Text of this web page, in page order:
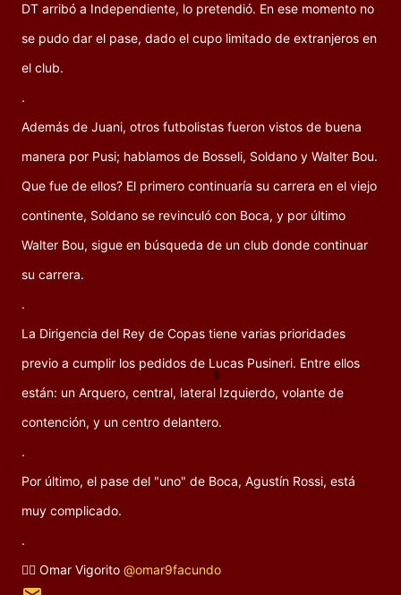
DT arribó a Independiente, lo pretendió. En ese momento no
se pudo dar el pase, dado el cupo limitado de extranjeros en
el club.
.
Además de Juani, otros futbolistas fueron vistos de buena
manera por Pusi; hablamos de Bosseli, Soldano y Walter Bou.
Que fue de ellos? El primero continuaría su carrera en el viejo
continente, Soldano se revinculó con Boca, y por último
Walter Bou, sigue en búsqueda de un club donde continuar
su carrera.
.
La Dirigencia del Rey de Copas tiene varias prioridades
previo a cumplir los pedidos de Lucas Pusineri. Entre ellos
están: un Arquero, central, lateral Izquierdo, volante de
contención, y un centro delantero.
.
Por último, el pase del "uno" de Boca, Agustín Rossi, está
muy complicado.
.
✍🏻 Omar Vigorito @omar9facundo